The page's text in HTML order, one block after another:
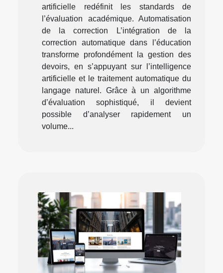
artificielle redéfinit les standards de
l’évaluation académique. Automatisation
de la correction L’intégration de la
correction automatique dans l’éducation
transforme profondément la gestion des
devoirs, en s’appuyant sur l’intelligence
artificielle et le traitement automatique du
langage naturel. Grâce à un algorithme
d’évaluation sophistiqué, il devient
possible d’analyser rapidement un
volume...